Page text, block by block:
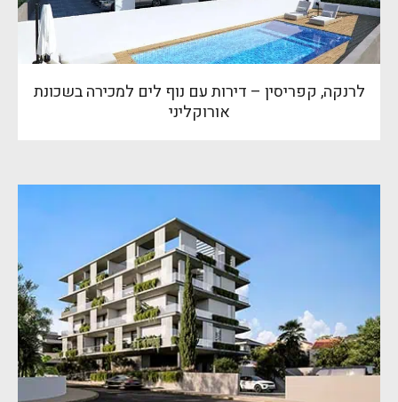
לרנקה, קפריסין – דירות עם נוף לים למכירה בשכונת
אורוקליני